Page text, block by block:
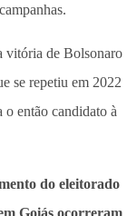
vitória de Bolsonaro
se repetiu em 2022
então candidato à
do eleitorado
Goiás ocorreram